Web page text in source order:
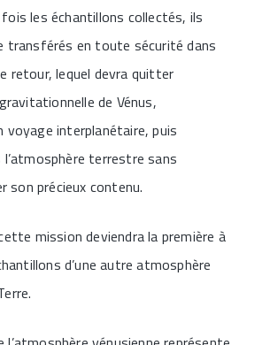
fois les échantillons collectés, ils
transférés en toute sécurité dans
retour, lequel devra quitter
de Vénus,
interplanétaire, puis
terrestre sans
son précieux contenu.
mission deviendra la première à
d’une autre atmosphère